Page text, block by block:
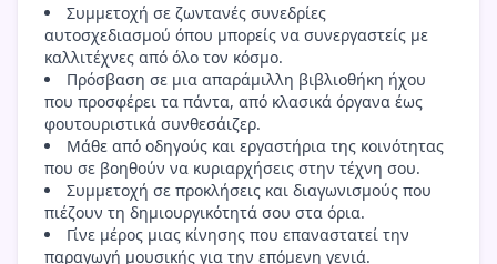
Συμμετοχή σε ζωντανές συνεδρίες
αυτοσχεδιασμού όπου μπορείς να συνεργαστείς με
καλλιτέχνες από όλο τον κόσμο.
Πρόσβαση σε μια απαράμιλλη βιβλιοθήκη ήχου
που προσφέρει τα πάντα, από κλασικά όργανα έως
φουτουριστικά συνθεσάιζερ.
Μάθε από οδηγούς και εργαστήρια της κοινότητας
που σε βοηθούν να κυριαρχήσεις στην τέχνη σου.
Συμμετοχή σε προκλήσεις και διαγωνισμούς που
πιέζουν τη δημιουργικότητά σου στα όρια.
Γίνε μέρος μιας κίνησης που επαναστατεί την
παραγωγή μουσικής για την επόμενη γενιά.